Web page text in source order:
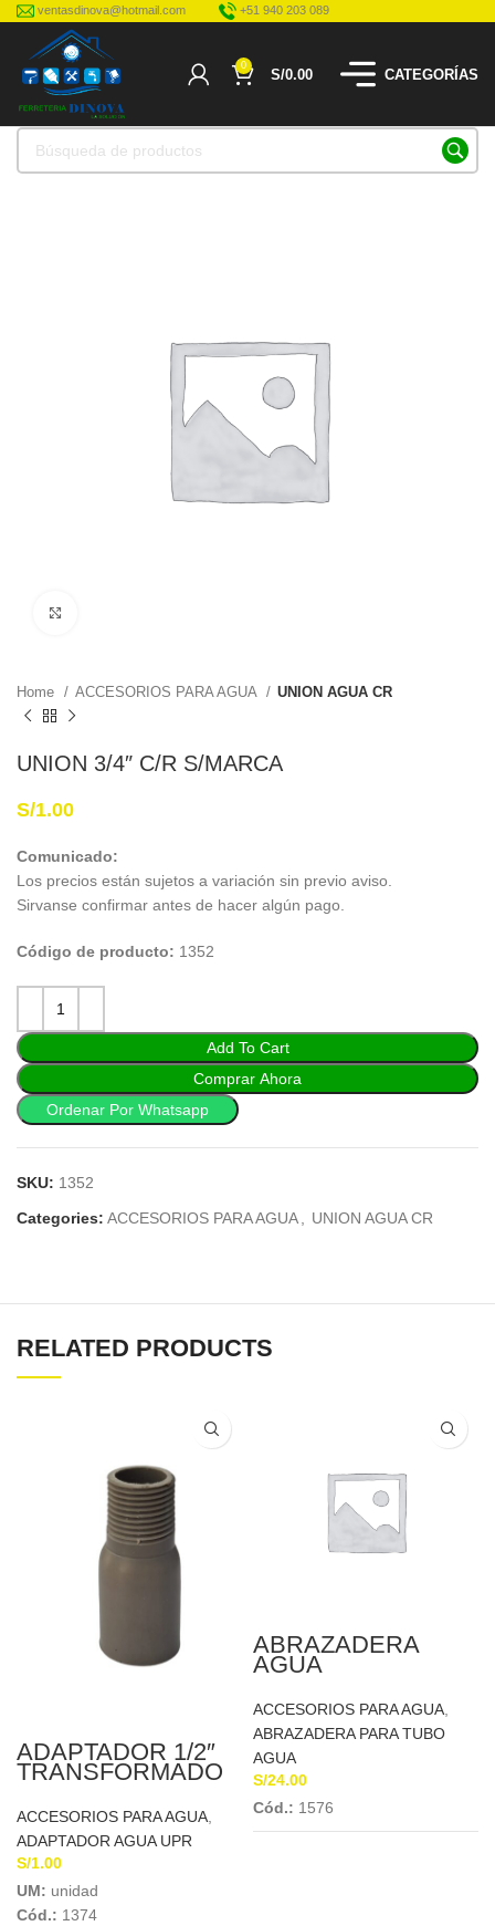
ventasdinova@hotmail.com +51 940 203 089
0
S/0.00 CATEGORÍAS
Home ACCESORIOS PARA AGUA UNION AGUA CR
UNION 3/4″ C/R S/MARCA
S/1.00
Comunicado:
Los precios están sujetos a variación sin previo aviso.
Sirvanse confirmar antes de hacer algún pago.
Código de producto: 1352
Add To Cart
Comprar Ahora
Ordenar Por Whatsapp
SKU: 1352
Categories: ACCESORIOS PARA AGUA UNION AGUA CR
RELATED PRODUCTS
ADAPTADOR 1/2″
TRANSFORMADO
ACCESORIOS PARA AGUA,
ADAPTADOR AGUA UPR
S/1.00
UM: unidad
Cód.: 1374
ABRAZADERA
AGUA
PVC 4″ A 3/4
ACCESORIOS PARA AGUA
ABRAZADERA PARA TUBO
AGUA
S/24.00
Cód.: 1576